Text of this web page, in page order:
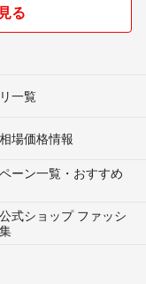
る
一覧
場価格情報
ーン一覧・おすすめ
式ショップ ファッシ